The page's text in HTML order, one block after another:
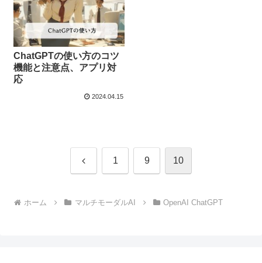
ChatGPTの使い方のコツ
機能と注意点、アプリ対
応
2024.04.15
前 1 9 10
ホーム マルチモーダルAI OpenAI ChatGPT